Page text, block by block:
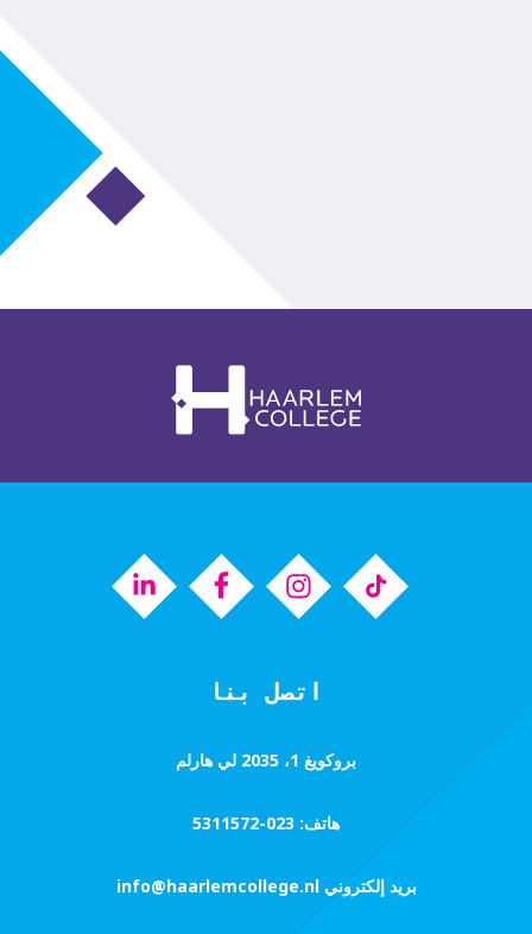
اتصل بنا
بروكويغ 1، 2035 لي هارلم
هاتف: 023-5311572
بريد إلكترونيinfo@haarlemcollege.nl